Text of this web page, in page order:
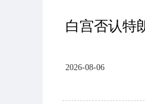
白宫否认特
2026-08-06